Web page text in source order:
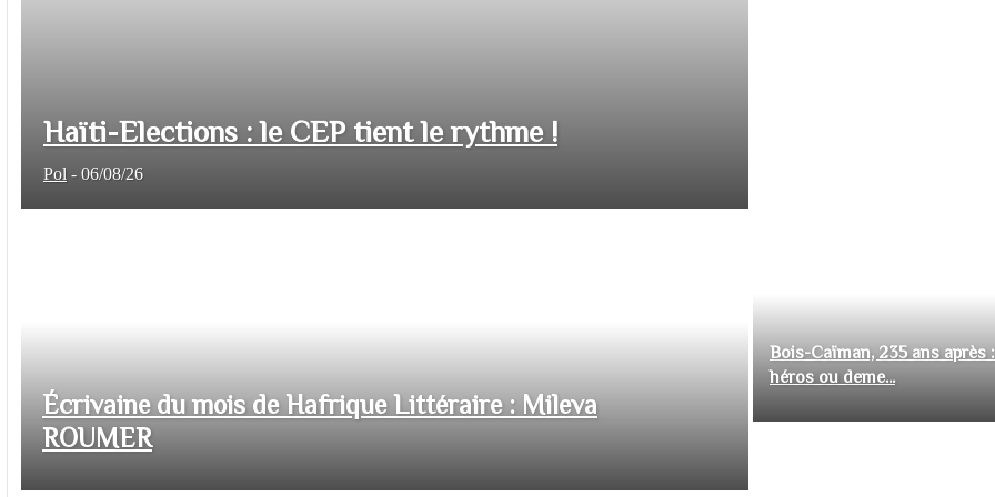
Haïti-Elections : le CEP tient le rythme !
Pol - 06/08/26
Écrivaine du mois de Hafrique Littéraire : Mileva
ROUMER
Bois-Caïman, 235 ans après
héros ou deme...